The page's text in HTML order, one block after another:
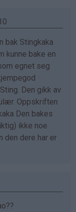
bak Stingkaka
kunne bake en
egnet seg
Den gikk av
Oppskriften
Den bakes
ikke noe
den dere har er